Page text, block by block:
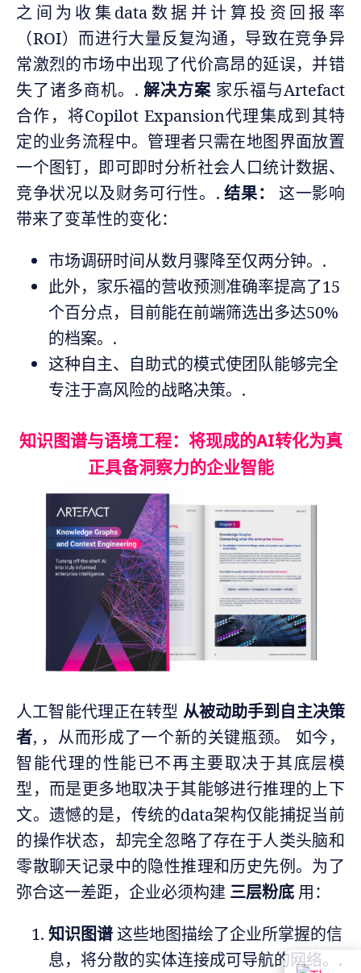
之间为收集data数据并计算投资回报率
（ROI）而进行大量反复沟通，导致在竞争异
常激烈的市场中出现了代价高昂的延误，并错
失了诸多商机。.解决方案家乐福与Artefact
合作，将Copilot Expansion代理集成到其特
定的业务流程中。管理者只需在地图界面放置
一个图钉，即可即时分析社会人口统计数据、
竞争状况以及财务可行性。.结果： 这一影响
带来了变革性的变化：
市场调研时间从数月骤降至仅两分钟。.
此外，家乐福的营收预测准确率提高了15
个百分点，目前能在前端筛选出多达50%
的档案。.
这种自主、自助式的模式使团队能够完全
专注于高风险的战略决策。.
知识图谱与语境工程：将现成的AI转化为真
正具备洞察力的企业智能
人工智能代理正在转型 从被动助手到自主决策
者, ，从而形成了一个新的关键瓶颈。 如今，
智能代理的性能已不再主要取决于其底层模
型，而是更多地取决于其能够进行推理的上下
文。遗憾的是，传统的data架构仅能捕捉当前
的操作状态，却完全忽略了存在于人类头脑和
零散聊天记录中的隐性推理和历史先例。为了
弥合这一差距，企业必须构建 三层粉底 用：
知识图谱 这些地图描绘了企业所掌握的信
息，将分散的实体连接成可导航的网络。.